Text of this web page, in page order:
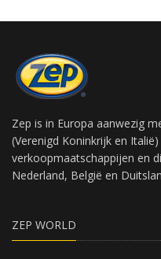
Zep is in Europa aanwezig
(Verenigd Koninkrijk en
verkoopmaatschappijen en
Nederland, België en
ZEP WORLD